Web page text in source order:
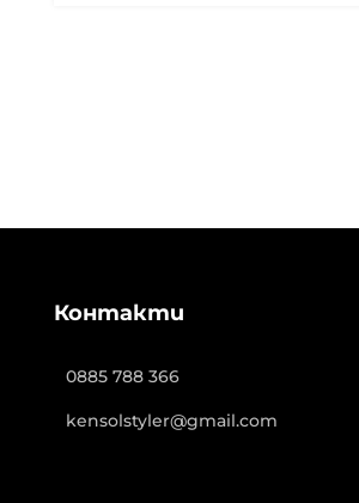
Контакти
0885 788 366
kensolstyler@gmail.com